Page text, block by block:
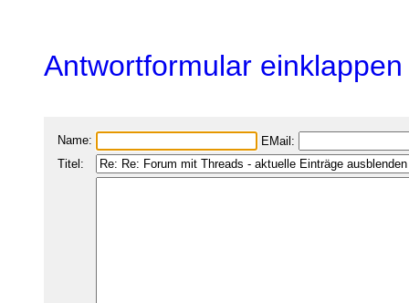
Antwortformular einklappen
Name:
EMail:
Titel: